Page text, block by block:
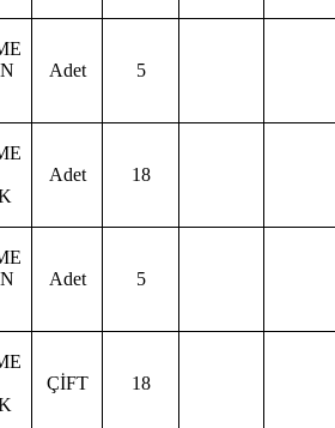
Adet 5
Adet 18
Adet 5
ÇİFT 18